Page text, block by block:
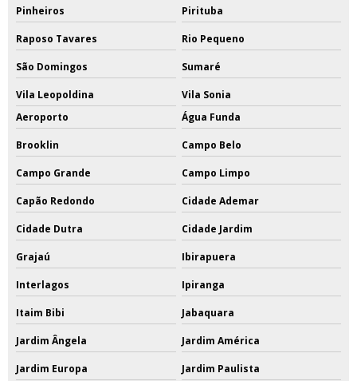
Pinheiros Pirituba
Raposo Tavares Rio Pequeno
São Domingos Sumaré
Vila Leopoldina
Vila Sonia
Aeroporto
Água Funda
Brooklin Campo Belo
Campo Grande Campo Limpo
Capão Redondo Cidade Ademar
Cidade Dutra Cidade Jardim
Grajaú Ibirapuera
Interlagos Ipiranga
Itaim Bibi Jabaquara
Jardim Ângela Jardim América
Jardim Europa Jardim Paulista